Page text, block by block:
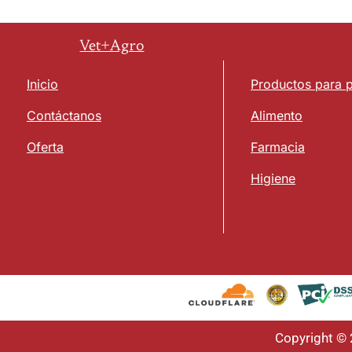
Vet+Agro
Inicio
Contáctanos
Oferta
Productos para
Alimento
Farmacia
Higiene
Copyright ©